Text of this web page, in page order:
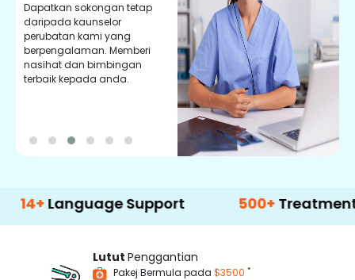
Dapatkan sokongan tetap
daripada kaunselor
perubatan kami yang
berpengalaman. Memberi
nasihat dan bimbingan
terbaik kepada anda.
Support 500+ Treatment
Lutut Penggantian
Pakej Bermula pada $3500 *